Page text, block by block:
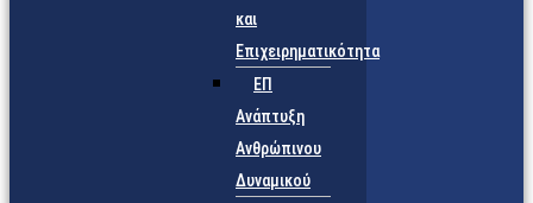
και
Επιχειρηματικότητα
ΕΠ
Ανάπτυξη
Ανθρώπινου
Δυναμικού